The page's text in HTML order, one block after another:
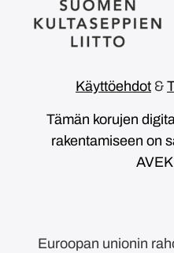
Käyttöehdot &
Tämän korujen
rakentamiseen on
Euroopan unionin